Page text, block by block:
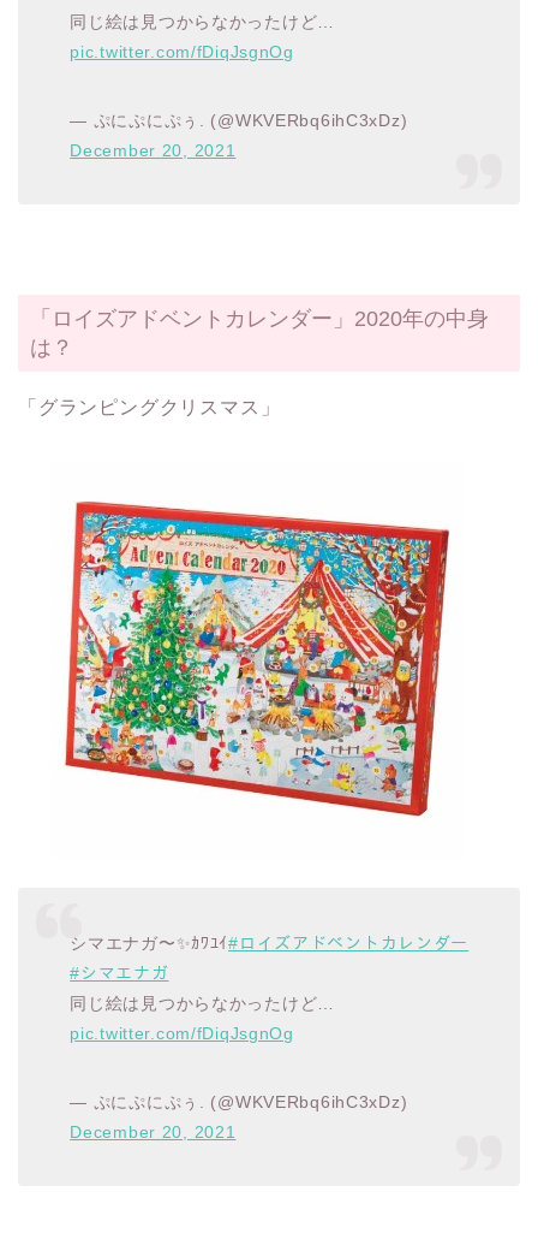
同じ絵は見つからなかったけど…
pic.twitter.com/fDiqJsgnOg
— ぷにぷにぷぅ. (@WKVERbq6ihC3xDz)
December 20, 2021
「ロイズアドベントカレンダー」2020年の中身
は？
「グランピングクリスマス」
シマエナガ〜✨ｶﾜﾕｲ#ロイズアドベントカレンダー
#シマエナガ
同じ絵は見つからなかったけど…
pic.twitter.com/fDiqJsgnOg
— ぷにぷにぷぅ. (@WKVERbq6ihC3xDz)
December 20, 2021